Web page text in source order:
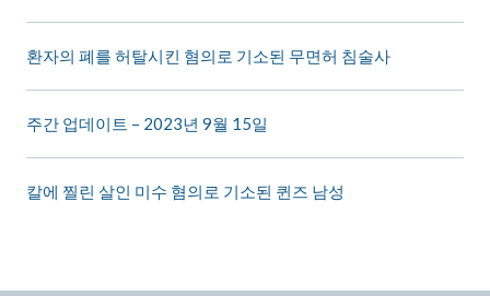
환자의 폐를 허탈시킨 혐의로 기소된 무면허 침술사
주간 업데이트 – 2023년 9월 15일
칼에 찔린 살인 미수 혐의로 기소된 퀸즈 남성